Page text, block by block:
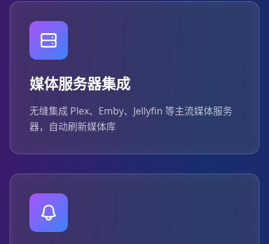
媒体服务器集成
无缝集成 Plex、Emby、Jellyfin 等主流媒体服务
器，自动刷新媒体库